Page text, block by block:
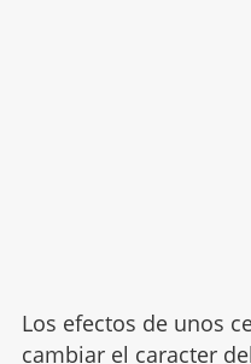
Los efectos de unos
cambiar el caracter